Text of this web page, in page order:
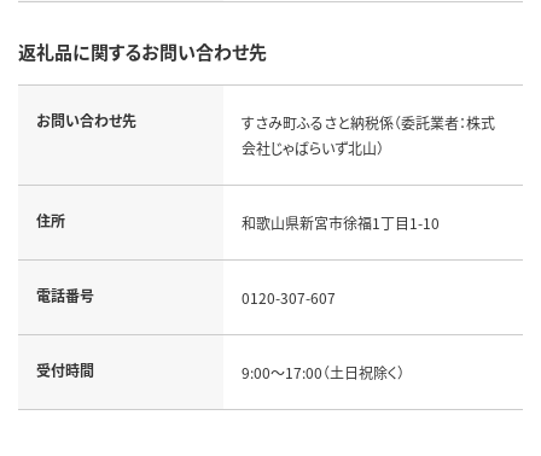
返礼品に関するお問い合わせ先
お問い合わせ先
すさみ町ふるさと納税係（委託業者：株式
会社じゃばらいず北山）
住所 和歌山県新宮市徐福1丁目1-10
電話番号 0120-307-607
受付時間 9:00～17:00（土日祝除く）